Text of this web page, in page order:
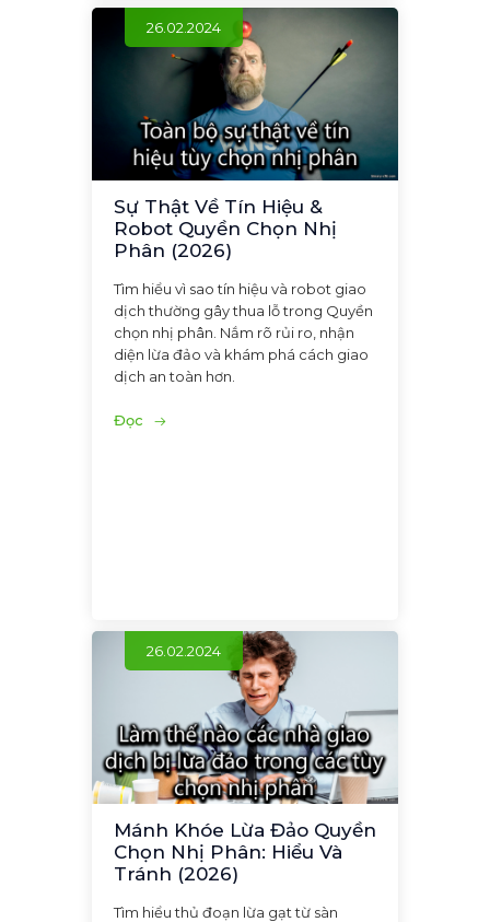
26.02.2024
Sự Thật Về Tín Hiệu &
Robot Quyền Chọn Nhị
Phân (2026)
Tìm hiểu vì sao tín hiệu và robot giao
dịch thường gây thua lỗ trong Quyền
chọn nhị phân. Nắm rõ rủi ro, nhận
diện lừa đảo và khám phá cách giao
dịch an toàn hơn.
Đọc
26.02.2024
Mánh Khóe Lừa Đảo Quyền
Chọn Nhị Phân: Hiểu Và
Tránh (2026)
Tìm hiểu thủ đoạn lừa gạt từ sàn